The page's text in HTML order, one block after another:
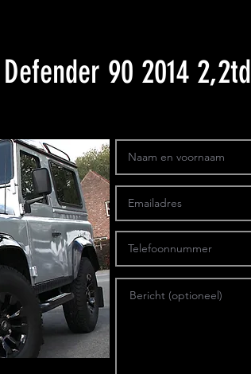
Defender 90 2014 2,2td